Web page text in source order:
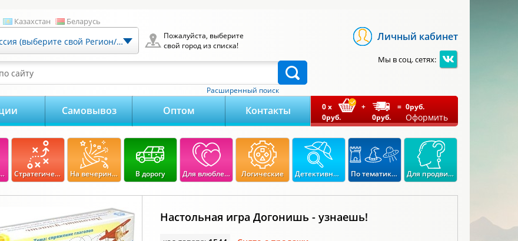
Казахстан Беларусь
Россия (выберите свой Регион/Город)
Пожалуйста, выберите
свой город из списка!
сайту
Расширенный поиск
Личный кабинет
Мы в соц. сетях:
Самовывоз Оптом Контакты 0x
0руб.
+
0руб.
= 0руб.
Оформить
Стратегические На вечеринку В дорогу Для влюбленных Логические Детективные По тематикам Для продвинутых
Настольная игра Догонишь - узнаешь!